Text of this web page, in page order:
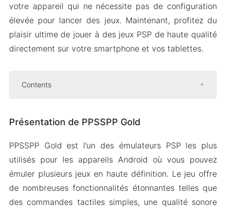
votre appareil qui ne nécessite pas de configuration
élevée pour lancer des jeux. Maintenant, profitez du
plaisir ultime de jouer à des jeux PSP de haute qualité
directement sur votre smartphone et vos tablettes.
Contents
Prend en charge tous les appareils
Faites l’expérience d’un gameplay fluide
Mod APK Version de PPSSPP Gold
Fonctionnalités corrigées
Présentation de PPSSPP Gold
PPSSPP Gold est l’un des émulateurs PSP les plus
utilisés pour les appareils Android où vous pouvez
émuler plusieurs jeux en haute définition. Le jeu offre
de nombreuses fonctionnalités étonnantes telles que
des commandes tactiles simples, une qualité sonore